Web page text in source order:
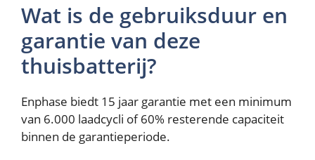
Wat is de gebruiksduur en
garantie van deze
thuisbatterij?
Enphase biedt 15 jaar garantie met een minimum
van 6.000 laadcycli of 60% resterende capaciteit
binnen de garantieperiode.